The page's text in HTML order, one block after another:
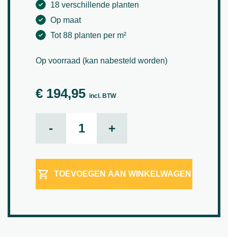
18 verschillende planten
Op maat
Tot 88 planten per m²
Op voorraad (kan nabesteld worden)
€ 194,95 incl. BTW
- +
TOEVOEGEN AAN WINKELWAGEN